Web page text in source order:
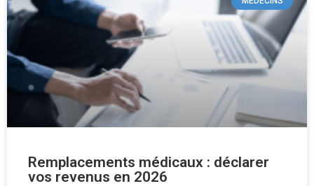
Remplacements médicaux : déclarer
vos revenus en 2026